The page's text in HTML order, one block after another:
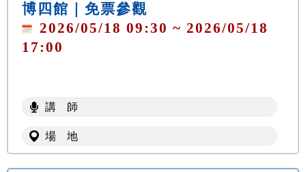
博四館｜免票參觀
2026/05/18 09:30 ~ 2026/05/18
17:00
講 師
場 地